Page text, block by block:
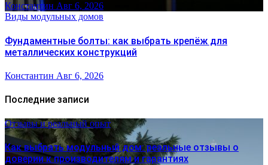
Константин Авг 6, 2026
Виды модульных домов
Фундаментные болты: как выбрать крепёж для
металлических конструкций
Константин Авг 6, 2026
Последние записи
Отзывы и реальный опыт
Как выбрать модульный дом: реальные отзывы о
доверии к производителям и гарантиях